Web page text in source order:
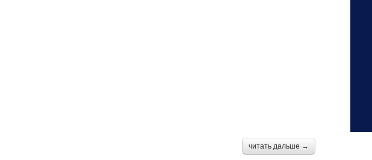
читать дальше →